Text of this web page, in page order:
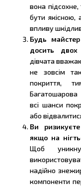
вона
бути якісною,
впливу
Будь
досить двох
дівчата
не зовсім
покриття,
Багатошарова
всі шанси
або
Ви
якщо на
Щоб
надійно
компоненти